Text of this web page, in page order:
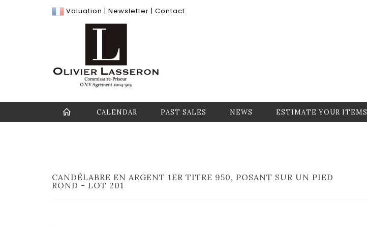
Valuation | Newsletter | Contact
CALENDAR PAST SALES NEWS ESTIMATE YOUR ITEMS
CANDÉLABRE EN ARGENT 1ER TITRE 950, POSANT SUR UN PIED
ROND - LOT 201